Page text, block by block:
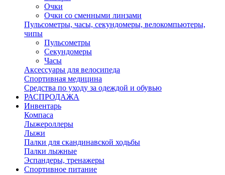
Очки
Очки со сменными линзами
Пульсометры, часы, секундомеры, велокомпьютеры,
чипы
Пульсометры
Секундомеры
Часы
Аксессуары для велосипеда
Спортивная медицина
Средства по уходу за одеждой и обувью
РАСПРОДАЖА
Инвентарь
Компаса
Лыжероллеры
Лыжи
Палки для скандинавской ходьбы
Палки лыжные
Эспандеры, тренажеры
Спортивное питание